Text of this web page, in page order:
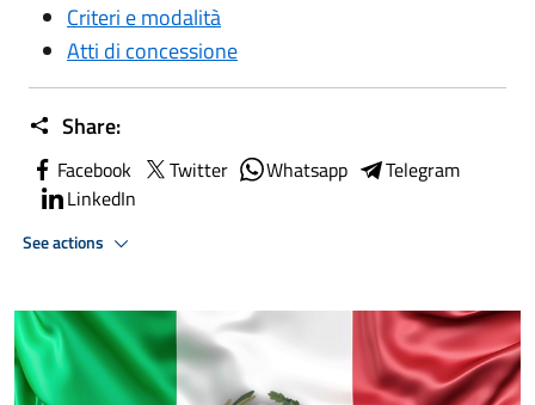
Criteri e modalità
Atti di concessione
Share:
Facebook Twitter Whatsapp
Telegram
LinkedIn
See actions